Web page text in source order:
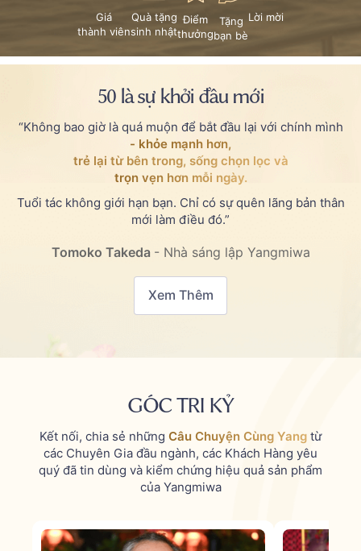
Giá
thành viên
Quà tặng
sinh nhật
Điểm
thưởng
Tặng
bạn bè
Lời mời
50 là sự khởi đầu mới
“Không bao giờ là quá muộn để bắt đầu lại với chính mình
- khỏe mạnh hơn,
trẻ lại từ bên trong, sống chọn lọc và
trọn vẹn hơn mỗi ngày.
Tuổi tác không giới hạn bạn. Chỉ có sự quên lãng bản thân
mới làm điều đó.”
Tomoko Takeda - Nhà sáng lập Yangmiwa
Xem Thêm
GÓC TRI KỶ
Kết nối, chia sẻ những Câu Chuyện Cùng Yang từ
các Chuyên Gia đầu ngành, các Khách Hàng yêu
quý đã tin dùng và kiểm chứng hiệu quả sản phẩm
của Yangmiwa